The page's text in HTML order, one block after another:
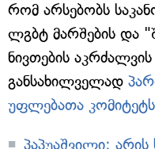
რომ არსებობს
ლგბტ მარშების და
ნივთების
განსახილველად
უფლებათა კომიტეტს
პაპუაშვილი: